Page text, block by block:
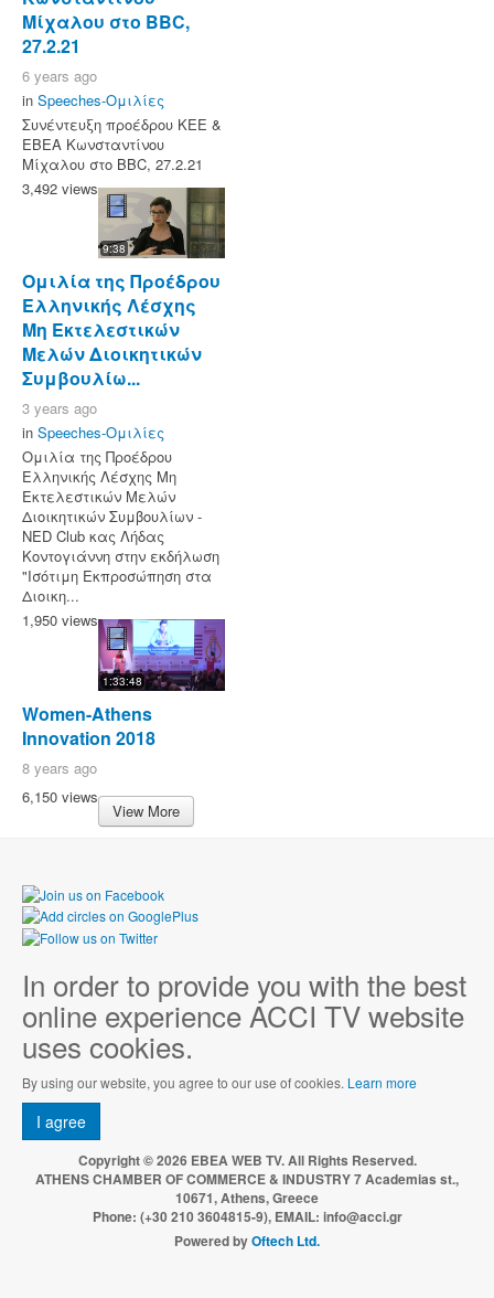
Μίχαλου στο BBC,
27.2.21
6 years ago
in Speeches-Ομιλίες
Συνέντευξη προέδρου ΚΕΕ &
ΕΒΕΑ Κωνσταντίνου
Μίχαλου στο BBC, 27.2.21
3,492 views
9:38
Ομιλία της Προέδρου
Ελληνικής Λέσχης
Μη Εκτελεστικών
Μελών Διοικητικών
Συμβουλίω...
3 years ago
in Speeches-Ομιλίες
Ομιλία της Προέδρου
Ελληνικής Λέσχης Μη
Εκτελεστικών Μελών
Διοικητικών Συμβουλίων -
NED Club κας Λήδας
Κοντογιάννη στην εκδήλωση
"Ισότιμη Εκπροσώπηση στα
Διοικη...
1,950 views
1:33:48
Women-Athens
Innovation 2018
8 years ago
6,150 views
View More
In order to provide you with the best
online experience ACCI TV website
uses cookies.
By using our website, you agree to our use of cookies. Learn more
I agree
Copyright © 2026 EBEA WEB TV. All Rights Reserved.
ATHENS CHAMBER OF COMMERCE & INDUSTRY 7 Academias st.,
10671, Athens, Greece
Phone: (+30 210 3604815-9), EMAIL: info@acci.gr
Powered byOftech Ltd.